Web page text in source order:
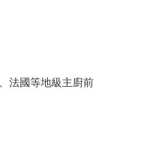
法國等地級主廚前